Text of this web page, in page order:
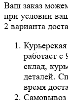
Ваш заказ
при условии
2 варианта
работает с
склад,
деталей.
время
Самовывоз